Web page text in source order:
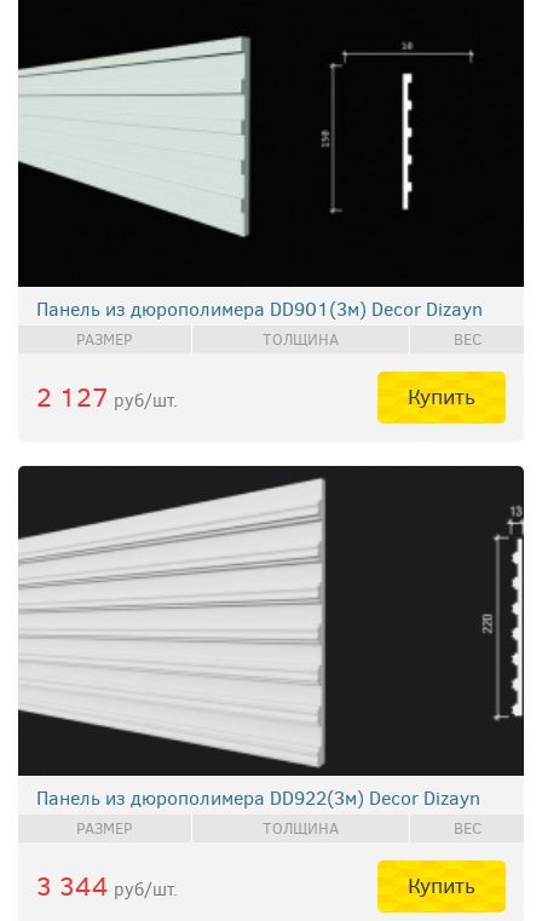
Панель из дюрополимера DD901(3м) Decor Dizayn
РАЗМЕР ТОЛЩИНА ВЕС
2 127 руб/шт. Купить
Панель из дюрополимера DD922(3м) Decor Dizayn
РАЗМЕР ТОЛЩИНА ВЕС
3 344 руб/шт. Купить